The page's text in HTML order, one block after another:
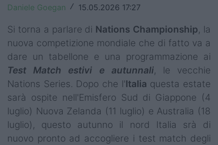
Challenge Cup
World Rugby
Rugby World Cup
Super Rugby
Rugby in TV
Mercato
Serie A Elite
Daniele Goegan / 15.05.2026 17:27
Si torna a parlare di Nations Championship, la
nuova competizione mondiale che di fatto va a
dare un tabellone e una programmazione ai
Test Match estivi e autunnali, le vecchie
Nations Series. Dopo che l'Italia questa estate
sarà ospite nell'Emisfero Sud di Giappone (4
luglio) Nuova Zelanda (11 luglio) e Australia (18
luglio), questo autunno il nord Italia srà di
nuovo pronto ad accogliere i test match degli